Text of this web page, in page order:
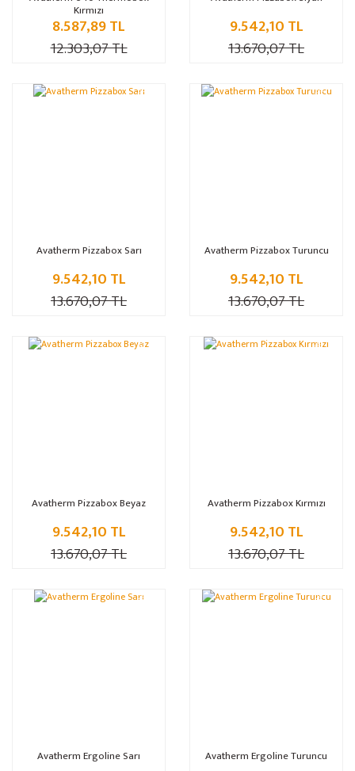
Kırmızı
8.587,89 TL
12.303,07 TL
9.542,10 TL
13.670,07 TL
%30
Avatherm Pizzabox Sarı
9.542,10 TL
13.670,07 TL
%30
Avatherm Pizzabox Turuncu
9.542,10 TL
13.670,07 TL
%30
Avatherm Pizzabox Beyaz
9.542,10 TL
13.670,07 TL
%30
Avatherm Pizzabox Kırmızı
9.542,10 TL
13.670,07 TL
%30
Avatherm Ergoline Sarı
%30
Avatherm Ergoline Turuncu